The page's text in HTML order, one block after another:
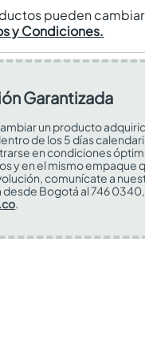
pueden
y Condiciones.
Garantizada
un producto
de los 5 días
en condiciones
y en el mismo empaque
comunícate a
Bogotá al 746 0340,
.